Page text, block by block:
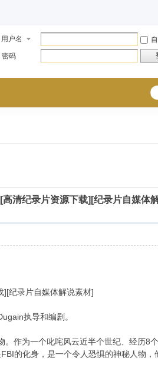
用户名
密码
清纪录片资源下载][纪录片自媒体
][纪录片自媒体解说素材]
执导和编剧。
作为一个叱咤风云近半个世纪、经历8
的化身，是一个令人恐惧的神秘人物，